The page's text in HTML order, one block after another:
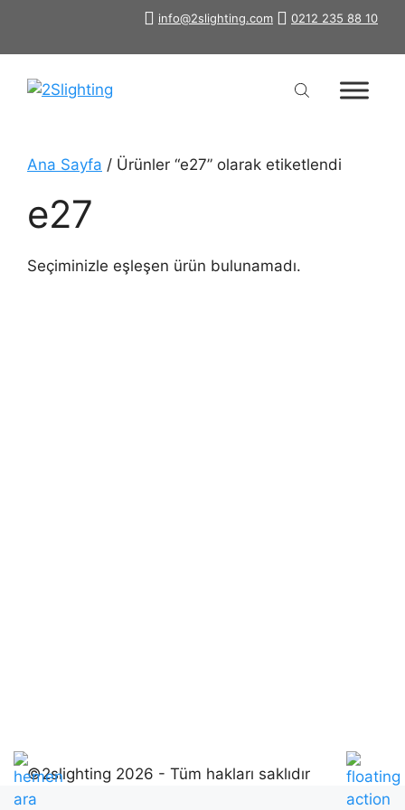
info@2slighting.com 0212 235 88 10
Ana Sayfa / Ürünler “e27” olarak etiketlendi
e27
Seçiminizle eşleşen ürün bulunamadı.
©2slighting 2026 - Tüm hakları saklıdır